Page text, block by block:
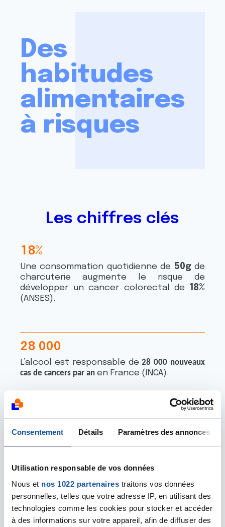
Consentement Détails Paramètres des annonces
Utilisation responsable de vos données
Nous et nos 1022 partenaires traitons vos données
personnelles, telles que votre adresse IP, en utilisant des
technologies comme les cookies pour stocker et accéder
à des informations sur votre appareil, afin de diffuser des
Des
habitudes
alimentaires
à risques
Les chiffres clés
1
1
1
2
6
2
7
9
1
1
7
0
8
4
1
0
8
2
2
3
3
6
0
%
Une consommation quotidienne de 50gde
charcuterie augmente le risque de
développer un cancer colorectal de 18%
(ANSES).
2
5
6
5
3
1
3
5
1
1
8
8
2
8
6
3
1
8
9
8
0
0
3
2
0
9
5
0
7
2
9
0
9
4
1
0
8
4
3
5
3
6
3
2
5
3
0
4
3
2
6
0
2
0
5
0
7
L’alcool est responsable de28 000 nouveaux
cas de cancers par an en France (INCA).
Alimentation
risques sur la santé